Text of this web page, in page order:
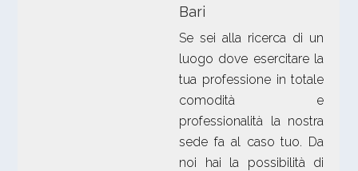
Bari
Se sei alla ricerca di un
luogo dove esercitare la
tua professione in totale
comodità e
professionalità la nostra
sede fa al caso tuo. Da
noi hai la possibilità di